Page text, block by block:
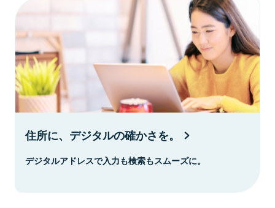
住所に、デジタルの確かさを。
デジタルアドレスで入力も検索もスムーズに。